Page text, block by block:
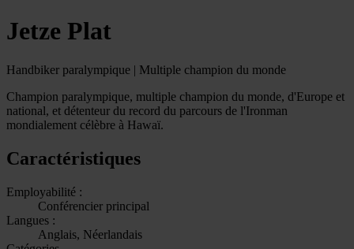
Jetze Plat
Handbiker paralympique | Multiple champion du monde
Champion paralympique, multiple champion du monde, d'Europe et
national, et détenteur du record du parcours de l'Ironman
mondialement célèbre à Hawaï.
Caractéristiques
Employabilité :
Conférencier principal
Langues :
Anglais, Néerlandais